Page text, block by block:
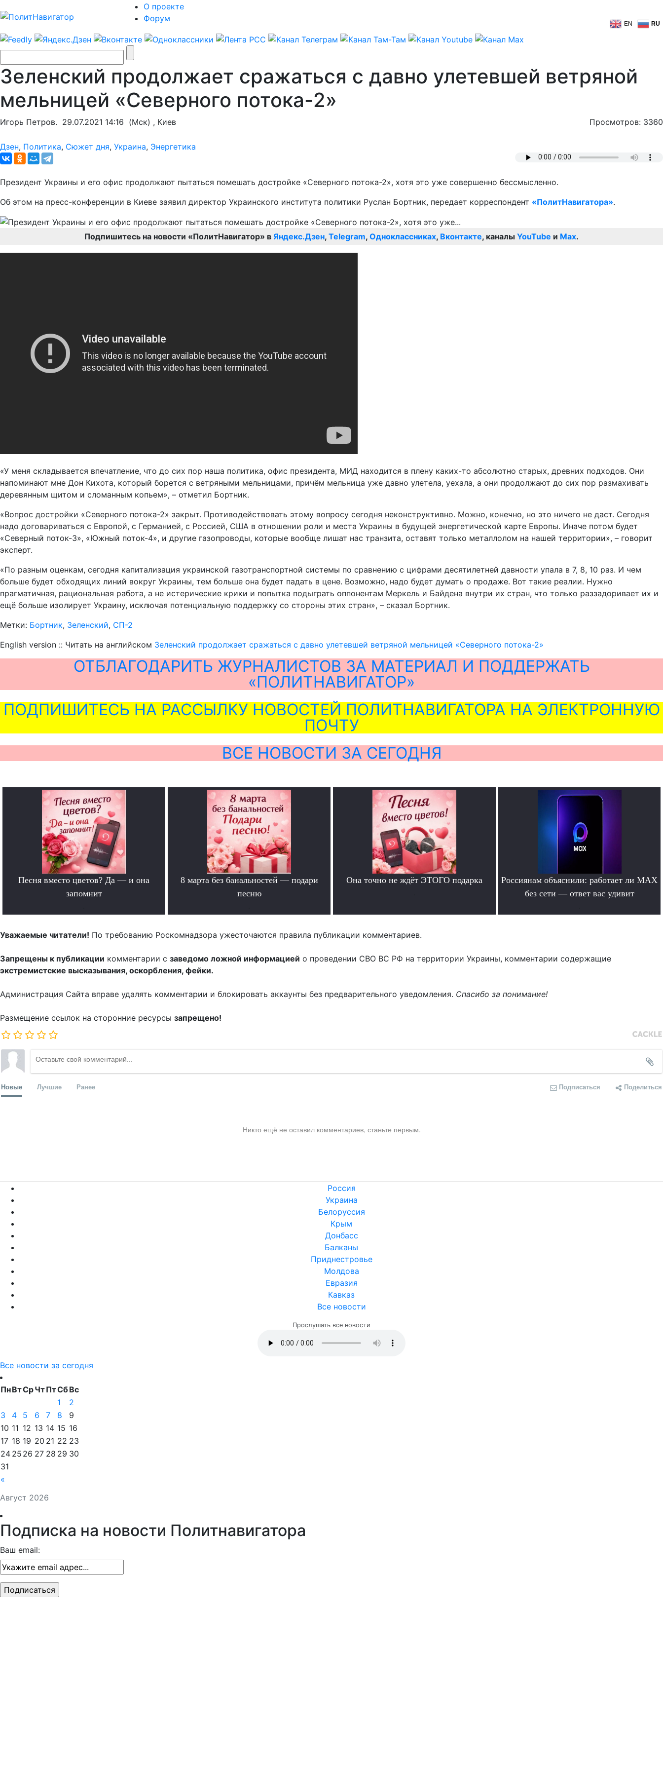
О проекте
Форум
EN RU
Зеленский продолжает сражаться с давно улетевшей ветряной
мельницей «Северного потока-2»
Игорь Петров. 29.07.2021 14:16 (Мск) , Киев Просмотров: 3360
Дзен, Политика, Сюжет дня, Украина, Энергетика
Президент Украины и его офис продолжают пытаться помешать достройке «Северного потока-2», хотя это уже совершенно бессмысленно.
Об этом на пресс-конференции в Киеве заявил директор Украинского института политики Руслан Бортник, передает корреспондент «ПолитНавигатора».
Подпишитесь на новости «ПолитНавигатор» в Яндекс.Дзен, Telegram, Одноклассниках, Вконтакте, каналы YouTube и Max.
«У меня складывается впечатление, что до сих пор наша политика, офис президента, МИД находится в плену каких-то абсолютно старых, древних подходов. Они
напоминают мне Дон Кихота, который борется с ветряными мельницами, причём мельница уже давно улетела, уехала, а они продолжают до сих пор размахивать
деревянным щитом и сломанным копьем», – отметил Бортник.
«Вопрос достройки «Северного потока-2» закрыт. Противодействовать этому вопросу сегодня неконструктивно. Можно, конечно, но это ничего не даст. Сегодня
надо договариваться с Европой, с Германией, с Россией, США в отношении роли и места Украины в будущей энергетической карте Европы. Иначе потом будет
«Северный поток-3», «Южный поток-4», и другие газопроводы, которые вообще лишат нас транзита, оставят только металлолом на нашей территории», – говорит
эксперт.
«По разным оценкам, сегодня капитализация украинской газотранспортной системы по сравнению с цифрами десятилетней давности упала в 7, 8, 10 раз. И чем
больше будет обходящих линий вокруг Украины, тем больше она будет падать в цене. Возможно, надо будет думать о продаже. Вот такие реалии. Нужно
прагматичная, рациональная работа, а не истерические крики и попытка подыграть оппонентам Меркель и Байдена внутри их стран, что только раззадоривает их и
ещё больше изолирует Украину, исключая потенциальную поддержку со стороны этих стран», – сказал Бортник.
Метки: Бортник, Зеленский, СП-2
English version :: Читать на английском Зеленский продолжает сражаться с давно улетевшей ветряной мельницей «Северного потока-2»
ОТБЛАГОДАРИТЬ ЖУРНАЛИСТОВ ЗА МАТЕРИАЛ И ПОДДЕРЖАТЬ
«ПОЛИТНАВИГАТОР»
ПОДПИШИТЕСЬ НА РАССЫЛКУ НОВОСТЕЙ ПОЛИТНАВИГАТОРА НА ЭЛЕКТРОННУЮ
ПОЧТУ
ВСЕ НОВОСТИ ЗА СЕГОДНЯ
Песня вместо цветов? Да — и она
запомнит
8 марта без банальностей — подари
песню
Она точно не ждёт ЭТОГО подарка
Россиянам объяснили: работает ли MAX
без сети — ответ вас удивит
Уважаемые читатели! По требованию Роскомнадзора ужесточаются правила публикации комментариев.
Запрещены к публикации комментарии с заведомо ложной информацией о проведении СВО ВС РФ на территории Украины, комментарии содержащие
экстремистские высказывания, оскорбления, фейки.
Администрация Сайта вправе удалять комментарии и блокировать аккаунты без предварительного уведомления. Спасибо за понимание!
Размещение ссылок на сторонние ресурсы запрещено!
Новые Лучшие Ранее Подписаться Поделиться
Никто ещё не оставил комментариев, станьте первым.
Россия
Украина
Белоруссия
Крым
Донбасс
Балканы
Приднестровье
Молдова
Евразия
Кавказ
Все новости
Прослушать все новости
Все новости за сегодня
Август 2026
ПнВтСрЧтПтСбВс
«
1
2
3
4 5 6 7 8
9
10 11 12 13 14 15 16
17 18 19 20 21 22 23
24 25 26 27 28 29 30
31
Подписка на новости Политнавигатора
Ваш email: